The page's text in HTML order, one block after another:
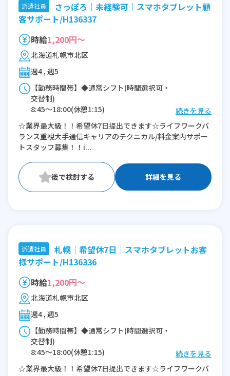
派遣社員
さっぽろ｜未経験可｜スマホタブレット顧
客サポート/H136337
時給1,200円～
北海道札幌市北区
週4 , 週5
【勤務時間帯】◆通常シフト(時間選択可・
交替制)
8:45〜18:00(休憩1:15)
9:45〜19:00(休憩1:15)
10:45〜20:00(休憩1:15)
※残業：0〜10時間程度/月
続きを見る
☆業界最大級！！希望休7日提出できます☆ライフワークバ
ランス重視大手通信キャリアのテクニカル/料金案内サポー
トスタッフ募集！！i...
詳細を見る
派遣社員
札幌｜希望休7日｜スマホタブレットお客
様サポート/H136336
時給1,200円～
北海道札幌市北区
週4 , 週5
【勤務時間帯】◆通常シフト(時間選択可・
交替制)
8:45〜18:00(休憩1:15)
10:45〜20:00(休憩1:15)
続きを見る
☆業界最大級！！希望休7日提出できます☆ライフワークバ